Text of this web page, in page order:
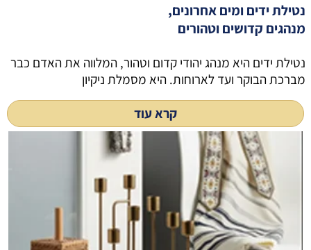
נטילת ידים ומים אחרונים,
מנהגים קדושים וטהורים
נטילת ידים היא מנהג יהודי קדום וטהור, המלווה את האדם כבר
מברכת הבוקר ועד לארוחות. היא מסמלת ניקיון
קרא עוד